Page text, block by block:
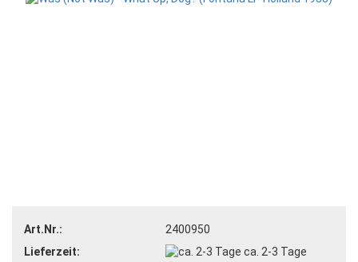
Art.Nr.:
2400950
Lieferzeit:
ca. 2-3 Tage